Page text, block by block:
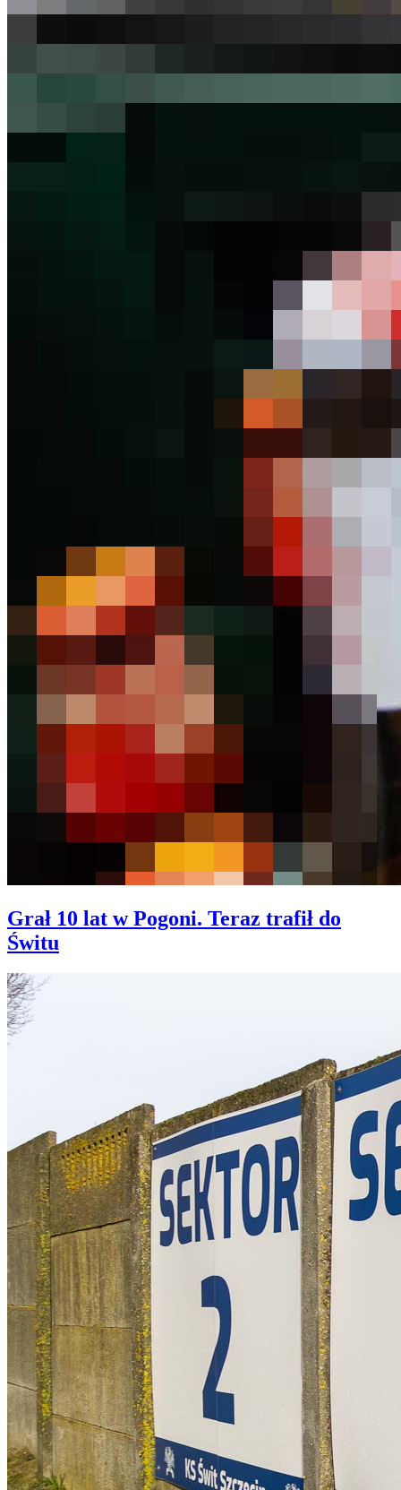
Grał 10 lat w Pogoni. Teraz trafił do
Świtu